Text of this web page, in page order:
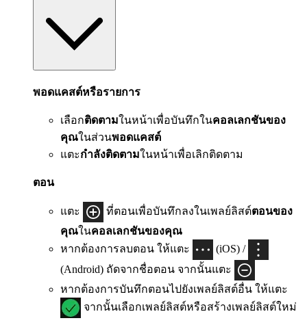
พอดแคสต์หรือรายการ
เลือกติดตามในหน้าเพื่อบันทึกในคอลเลกชันของ
คุณในส่วนพอดแคสต์
แตะกำลังติดตามในหน้าเพื่อเลิกติดตาม
ตอน
แตะ ที่ตอนเพื่อบันทึกลงในเพลย์ลิสต์ตอนของ
คุณในคอลเลกชันของคุณ
หากต้องการลบตอน ให้แตะ
(iOS) /
(Android) ถัดจากชื่อตอน จากนั้นแตะ
หากต้องการบันทึกตอนไปยังเพลย์ลิสต์อื่น ให้แตะ
จากนั้นเลือกเพลย์ลิสต์หรือสร้างเพลย์ลิสต์ใหม่